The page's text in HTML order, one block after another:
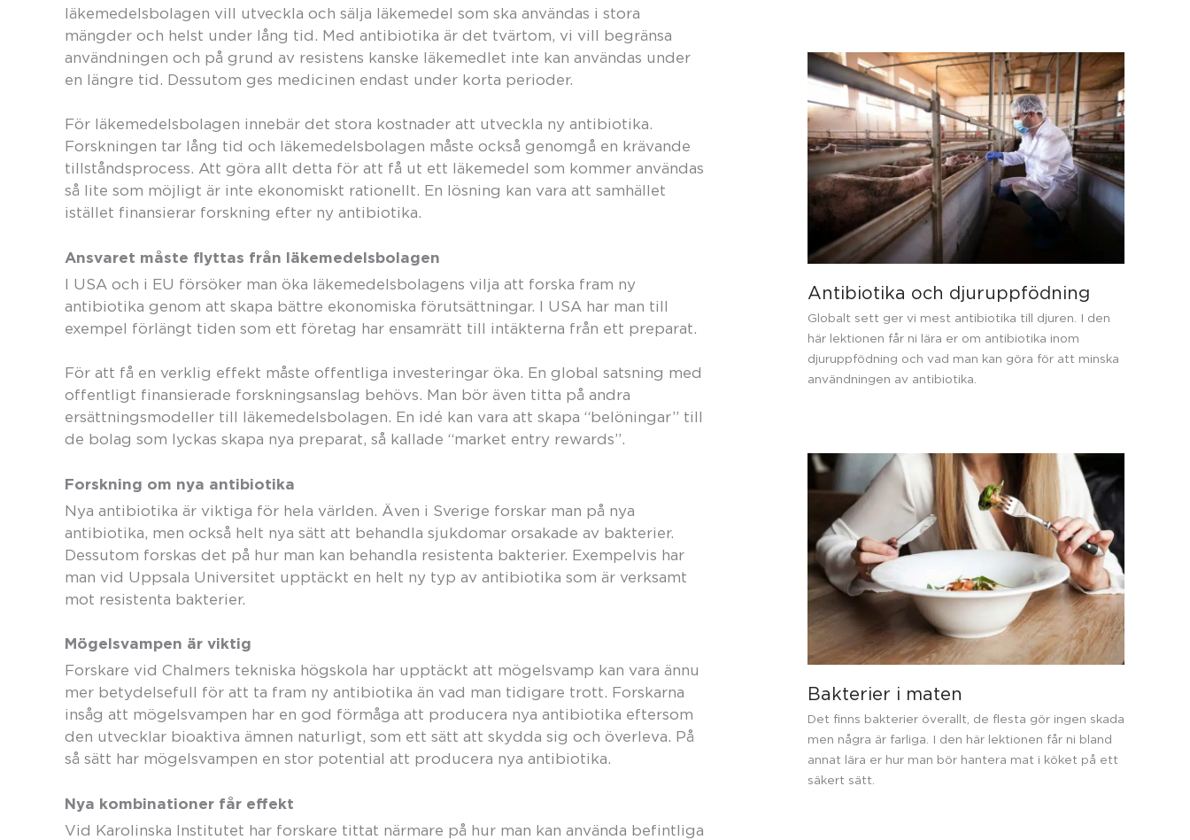
läkemedelsbolagen vill utveckla och sälja läkemedel som ska användas i stora
mängder och helst under lång tid. Med antibiotika är det tvärtom, vi vill begränsa
användningen och på grund av resistens kanske läkemedlet inte kan användas under
en längre tid. Dessutom ges medicinen endast under korta perioder.
För läkemedelsbolagen innebär det stora kostnader att utveckla ny antibiotika.
Forskningen tar lång tid och läkemedelsbolagen måste också genomgå en krävande
tillståndsprocess. Att göra allt detta för att få ut ett läkemedel som kommer användas
så lite som möjligt är inte ekonomiskt rationellt. En lösning kan vara att samhället
istället finansierar forskning efter ny antibiotika.
Ansvaret måste flyttas från läkemedelsbolagen
I USA och i EU försöker man öka läkemedelsbolagens vilja att forska fram ny
antibiotika genom att skapa bättre ekonomiska förutsättningar. I USA har man till
exempel förlängt tiden som ett företag har ensamrätt till intäkterna från ett preparat.
För att få en verklig effekt måste offentliga investeringar öka. En global satsning med
offentligt finansierade forskningsanslag behövs. Man bör även titta på andra
ersättningsmodeller till läkemedelsbolagen. En idé kan vara att skapa “belöningar” till
de bolag som lyckas skapa nya preparat, så kallade “market entry rewards”.
Forskning om nya antibiotika
Nya antibiotika är viktiga för hela världen. Även i Sverige forskar man på nya
antibiotika, men också helt nya sätt att behandla sjukdomar orsakade av bakterier.
Dessutom forskas det på hur man kan behandla resistenta bakterier. Exempelvis har
man vid Uppsala Universitet upptäckt en helt ny typ av antibiotika som är verksamt
mot resistenta bakterier.
Mögelsvampen är viktig
Forskare vid Chalmers tekniska högskola har upptäckt att mögelsvamp kan vara ännu
mer betydelsefull för att ta fram ny antibiotika än vad man tidigare trott. Forskarna
insåg att mögelsvampen har en god förmåga att producera nya antibiotika eftersom
den utvecklar bioaktiva ämnen naturligt, som ett sätt att skydda sig och överleva. På
så sätt har mögelsvampen en stor potential att producera nya antibiotika.
Nya kombinationer får effekt
Vid Karolinska Institutet har forskare tittat närmare på hur man kan använda befintliga
Antibiotika och djuruppfödning
Globalt sett ger vi mest antibiotika till djuren. I den
här lektionen får ni lära er om antibiotika inom
djuruppfödning och vad man kan göra för att minska
användningen av antibiotika.
Bakterier i maten
Det finns bakterier överallt, de flesta gör ingen skada
men några är farliga. I den här lektionen får ni bland
annat lära er hur man bör hantera mat i köket på ett
säkert sätt.